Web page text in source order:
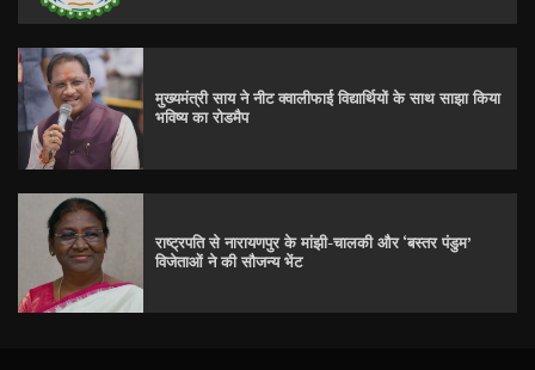
मुख्यमंत्री साय ने नीट क्वालीफाई विद्यार्थियों के साथ साझा किया
भविष्य का रोडमैप
राष्ट्रपति से नारायणपुर के मांझी-चालकी और ‘बस्तर पंडुम’
विजेताओं ने की सौजन्य भेंट